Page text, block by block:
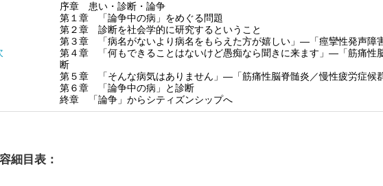
序章 患い・診断・論争
第１章 「論争中の病」をめぐる問題
第２章 診断を社会学的に研究するということ
第３章 「病名がないより病名をもらえた方が嬉しい」―「痙攣性発声障
第４章 「何もできることはないけど愚痴なら聞きに来ます」―「筋痛性
断
第５章 「そんな病気はありません」―「筋痛性脳脊髄炎／慢性疲労症候
第６章 「論争中の病」と診断
終章 「論争」からシティズンシップへ
細目表：